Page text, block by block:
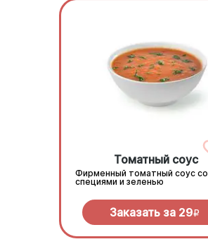
Томатный соус
Фирменный томатный соус со
специями и зеленью
Заказать за 29R